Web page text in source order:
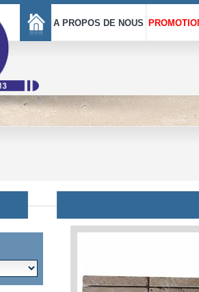
A PROPOS DE NOUS